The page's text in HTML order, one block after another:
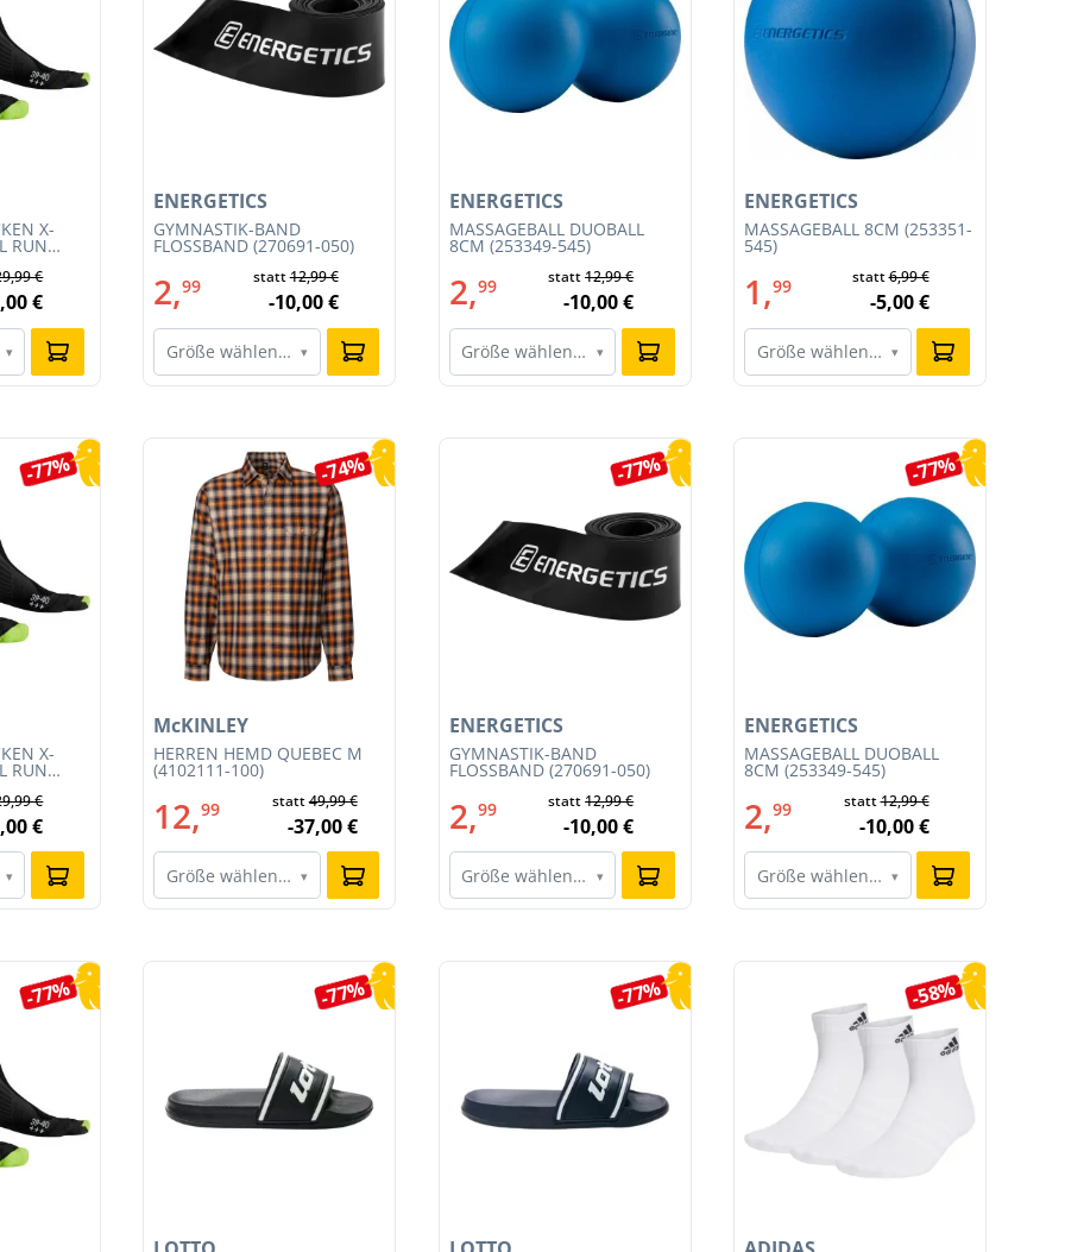
X-
RUN
€
€
▾
GYMNASTIK-BAND
FLOSSBAND (270691-050)
ENERGETICS
2,99 statt12,99 €
-10,00 €
Größe wählen… ▾
MASSAGEBALL DUOBALL
8CM (253349-545)
ENERGETICS
2,99 statt12,99 €
-10,00 €
Größe wählen… ▾
MASSAGEBALL 8CM (253351-
545)
ENERGETICS
1,99 statt6,99 €
-5,00 €
Größe wählen… ▾
-77%
X-
RUN
€
€
▾
-74%
HERREN HEMD QUEBEC M
(4102111-100)
McKINLEY
12,99 statt49,99 €
-37,00 €
Größe wählen… ▾
-77%
GYMNASTIK-BAND
FLOSSBAND (270691-050)
ENERGETICS
2,99 statt12,99 €
-10,00 €
Größe wählen… ▾
-77%
MASSAGEBALL DUOBALL
8CM (253349-545)
ENERGETICS
2,99 statt12,99 €
-10,00 €
Größe wählen… ▾
-77% -77% -77% -58%